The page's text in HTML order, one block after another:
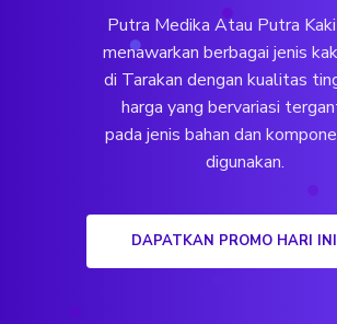
Putra Medika Atau Putra
menawarkan berbagai jenis
di Tarakan dengan kualitas
harga yang bervariasi
pada jenis bahan dan
digunakan.
DAPATKAN PROMO HARI